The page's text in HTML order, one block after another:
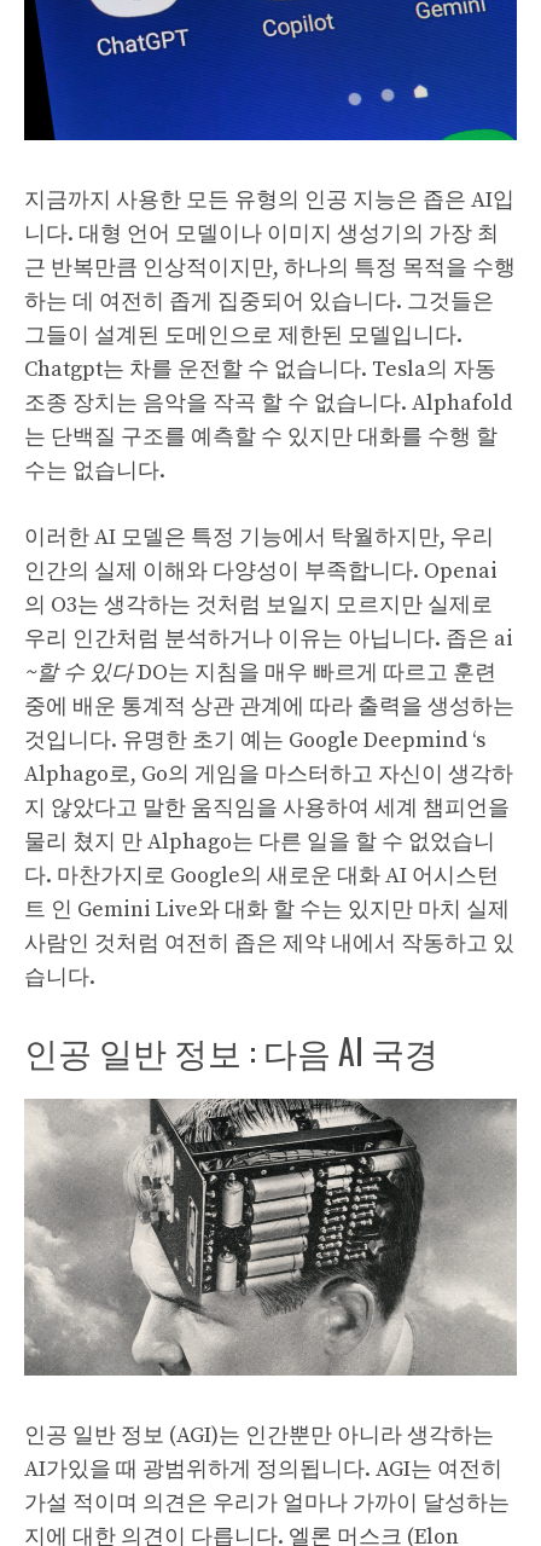
지금까지 사용한 모든 유형의 인공 지능은 좁은 AI입
니다. 대형 언어 모델이나 이미지 생성기의 가장 최
근 반복만큼 인상적이지만, 하나의 특정 목적을 수행
하는 데 여전히 좁게 집중되어 있습니다. 그것들은
그들이 설계된 도메인으로 제한된 모델입니다.
Chatgpt는 차를 운전할 수 없습니다. Tesla의 자동
조종 장치는 음악을 작곡 할 수 없습니다. Alphafold
는 단백질 구조를 예측할 수 있지만 대화를 수행 할
수는 없습니다.
이러한 AI 모델은 특정 기능에서 탁월하지만, 우리
인간의 실제 이해와 다양성이 부족합니다. Openai
의 O3는 생각하는 것처럼 보일지 모르지만 실제로
우리 인간처럼 분석하거나 이유는 아닙니다. 좁은 ai
~할 수 있다DO는 지침을 매우 빠르게 따르고 훈련
중에 배운 통계적 상관 관계에 따라 출력을 생성하는
것입니다. 유명한 초기 예는 Google Deepmind ‘s
Alphago로, Go의 게임을 마스터하고 자신이 생각하
지 않았다고 말한 움직임을 사용하여 세계 챔피언을
물리 쳤지 만 Alphago는 다른 일을 할 수 없었습니
다. 마찬가지로 Google의 새로운 대화 AI 어시스턴
트 인 Gemini Live와 대화 할 수는 있지만 마치 실제
사람인 것처럼 여전히 좁은 제약 내에서 작동하고 있
습니다.
인공 일반 정보 : 다음 AI 국경
인공 일반 정보 (AGI)는 인간뿐만 아니라 생각하는
AI가있을 때 광범위하게 정의됩니다. AGI는 여전히
가설 적이며 의견은 우리가 얼마나 가까이 달성하는
지에 대한 의견이 다릅니다. 엘론 머스크 (Elon